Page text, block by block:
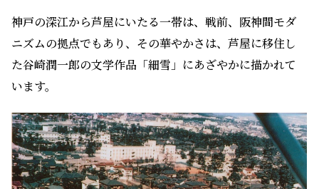
神戸の深江から芦屋にいたる一帯は、戦前、阪神間モダ
ニズムの拠点でもあり、その華やかさは、芦屋に移住し
た谷崎潤一郎の文学作品「細雪」にあざやかに描かれて
います。